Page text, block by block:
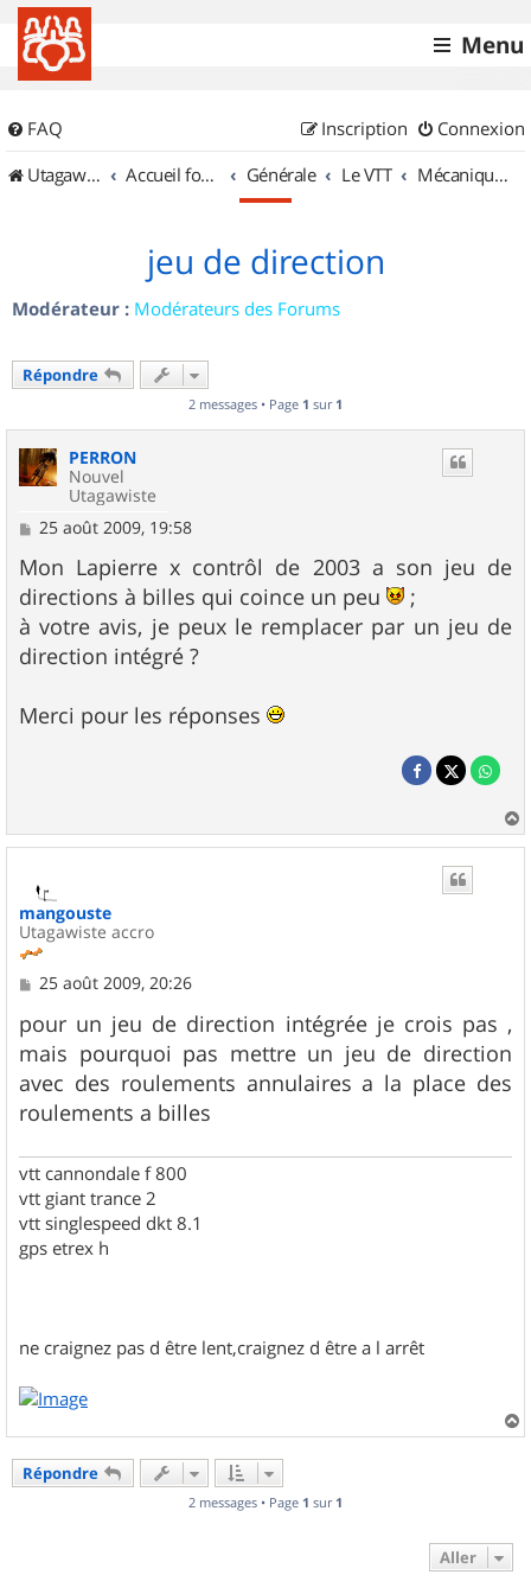
Menu
FAQ Connexion
Inscription
UtagawaVTT (Randos VTT et VTTAE avec traces GPS)
Accueil forum Générale Le VTT Mécanique et Entretiens
jeu de direction
Modérateur : Modérateurs des Forums
Répondre
2 messages • Page 1 sur 1
PERRON
Nouvel
Utagawiste
M
s
s
a
g
e
25 août 2009, 19:58
Mon Lapierre x contrôl de 2003 a son jeu de
directions à billes qui coince un peu
;
à votre avis, je peux le remplacer par un jeu de
direction intégré ?
Merci pour les réponses
a
mangouste
Utagawiste accro
M
s
s
a
g
e
25 août 2009, 20:26
pour un jeu de direction intégrée je crois pas ,
mais pourquoi pas mettre un jeu de direction
avec des roulements annulaires a la place des
roulements a billes
vtt cannondale f 800
vtt giant trance 2
vtt singlespeed dkt 8.1
gps etrex h
ne craignez pas d être lent,craignez d être a l arrêt
a
Répondre
2 messages • Page 1 sur 1
Aller